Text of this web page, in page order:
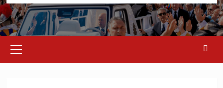
Menu